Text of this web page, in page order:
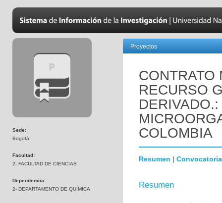
Sede:
Bogotá
Facultad:
2- FACULTAD DE CIENCIAS
Dependencia:
2- DEPARTAMENTO DE QUÍMICA
Proyectos
CONTRATO
RECURSO
COLOMBIA
Resumen | Convocatoria
Resumen